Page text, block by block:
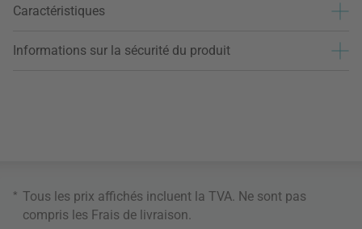
Caractéristiques
Informations sur la sécurité du produit
* Tous les prix affichés incluent la TVA. Ne sont pas
compris les Frais de livraison.